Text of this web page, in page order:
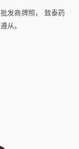
发商牌照， 致泰药
从。